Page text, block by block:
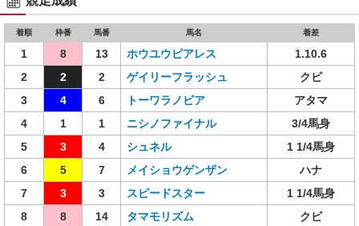
着順 枠番 馬番 馬名 着差
1 8 13 ホウユウピアレス
1.10.6
2
2 2 ゲイリーフラッシュ
クビ
3
4 6 トーワラノビア
アタマ
4
1 1 ニシノファイナル
3/4馬身
5
3 4 シュネル
1 1/4馬身
6
5 7 メイショウゲンザン
ハナ
7
3 3 スピードスター
1 1/4馬身
8
8 14 タマモリズム
クビ